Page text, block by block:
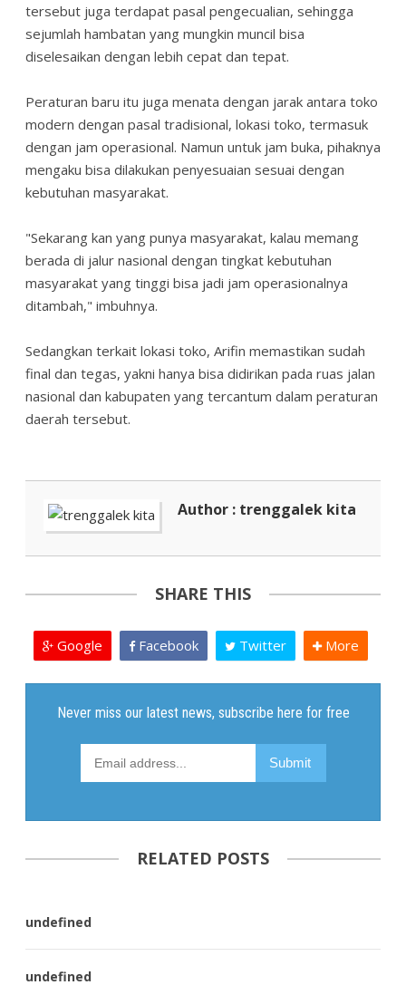
tersebut juga terdapat pasal pengecualian, sehingga
sejumlah hambatan yang mungkin muncil bisa
diselesaikan dengan lebih cepat dan tepat.
Peraturan baru itu juga menata dengan jarak antara toko
modern dengan pasal tradisional, lokasi toko, termasuk
dengan jam operasional. Namun untuk jam buka, pihaknya
mengaku bisa dilakukan penyesuaian sesuai dengan
kebutuhan masyarakat.
"Sekarang kan yang punya masyarakat, kalau memang
berada di jalur nasional dengan tingkat kebutuhan
masyarakat yang tinggi bisa jadi jam operasionalnya
ditambah," imbuhnya.
Sedangkan terkait lokasi toko, Arifin memastikan sudah
final dan tegas, yakni hanya bisa didirikan pada ruas jalan
nasional dan kabupaten yang tercantum dalam peraturan
daerah tersebut.
Author : trenggalek kita
SHARE THIS
Google Facebook Twitter More
RELATED POSTS
undefined
undefined